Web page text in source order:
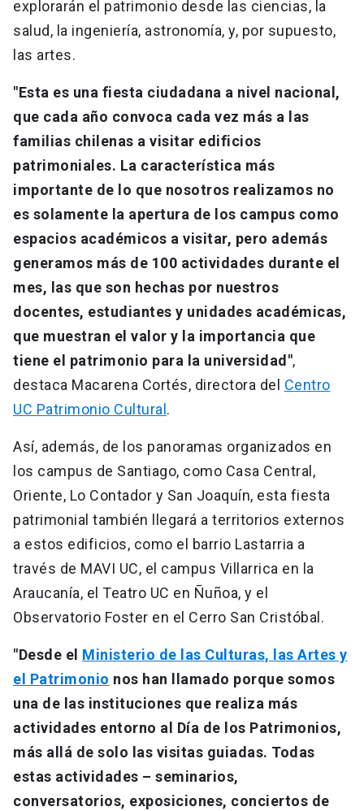
explorarán el patrimonio desde las ciencias, la
salud, la ingeniería, astronomía, y, por supuesto,
las artes.
"Esta es una fiesta ciudadana a nivel nacional,
que cada año convoca cada vez más a las
familias chilenas a visitar edificios
patrimoniales. La característica más
importante de lo que nosotros realizamos no
es solamente la apertura de los campus como
espacios académicos a visitar, pero además
generamos más de 100 actividades durante el
mes, las que son hechas por nuestros
docentes, estudiantes y unidades académicas,
que muestran el valor y la importancia que
tiene el patrimonio para la universidad",
destaca Macarena Cortés, directora del Centro
UC Patrimonio Cultural .
Así, además, de los panoramas organizados en
los campus de Santiago, como Casa Central,
Oriente, Lo Contador y San Joaquín, esta fiesta
patrimonial también llegará a territorios externos
a estos edificios, como el barrio Lastarria a
través de MAVI UC, el campus Villarrica en la
Araucanía, el Teatro UC en Ñuñoa, y el
Observatorio Foster en el Cerro San Cristóbal.
"Desde el Ministerio de las Culturas, las Artes y
el Patrimonio nos han llamado porque somos
una de las instituciones que realiza más
actividades entorno al Día de los Patrimonios,
más allá de solo las visitas guiadas. Todas
estas actividades – seminarios,
conversatorios, exposiciones, conciertos de